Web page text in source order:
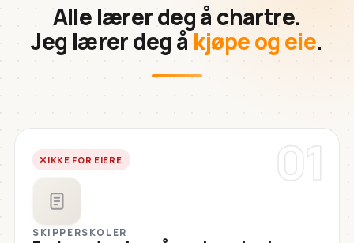
Alle lærer deg å chartre.
Jeg lærer deg åkjøpe og eie.
01
IKKE FOR EIERE
SKIPPERSKOLER